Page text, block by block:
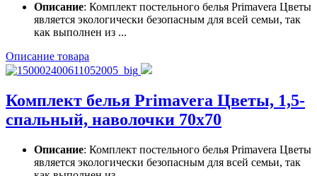
Описание: Комплект постельного белья Primavera Цветы
является экологически безопасным для всей семьи, так
как выполнен из ...
Описание товара
Комплект белья Primavera Цветы, 1,5-
спальный, наволочки 70x70
Описание: Комплект постельного белья Primavera Цветы
является экологически безопасным для всей семьи, так